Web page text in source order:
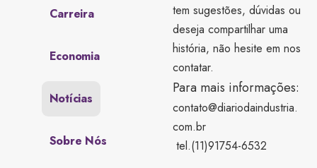
Carreira
Economia
Notícias
Sobre Nós
tem sugestões, dúvidas ou
deseja compartilhar uma
história, não hesite em nos
contatar.
Para mais informações:
contato@diariodaindustria.
com.br
tel.(11)91754-6532